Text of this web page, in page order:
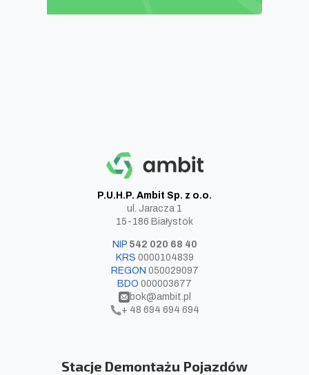
P.U.H.P. Ambit Sp. z o.o.
ul. Jaracza 1
15-186 Białystok
NIP 542 020 68 40
KRS 0000104839
REGON 050029097
BDO 000003677​
bok@ambit.pl
+ 48 694 694 694
Stacje Demontażu Pojazdów